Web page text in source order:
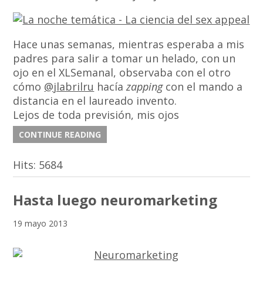
Hace unas semanas, mientras esperaba a mis
padres para salir a tomar un helado, con un
ojo en el XLSemanal, observaba con el otro
cómo @jlabrilru hacíazapping con el mando a
distancia en el laureado invento.
Lejos de toda previsión, mis ojos
CONTINUE READING
Hits: 5684
Hasta luego neuromarketing
19 mayo 2013